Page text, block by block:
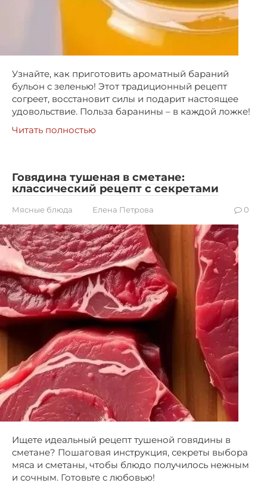
Узнайте, как приготовить ароматный бараний
бульон с зеленью! Этот традиционный рецепт
согреет, восстановит силы и подарит настоящее
удовольствие. Польза баранины – в каждой ложке!
Читать полностью
Говядина тушеная в сметане:
классический рецепт с секретами
Мясные блюда Елена Петрова 0
Ищете идеальный рецепт тушеной говядины в
сметане? Пошаговая инструкция, секреты выбора
мяса и сметаны, чтобы блюдо получилось нежным
и сочным. Готовьте с любовью!